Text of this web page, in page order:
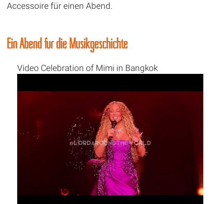
Accessoire für einen Abend.
Ein Abend für die Musikgeschichte
Video Celebration of Mimi in Bangkok